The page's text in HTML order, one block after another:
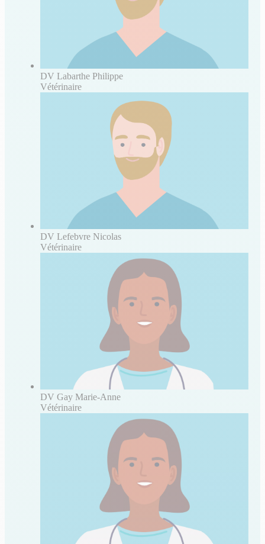
DV Labarthe Philippe
Vétérinaire
DV Lefebvre Nicolas
Vétérinaire
DV Gay Marie-Anne
Vétérinaire